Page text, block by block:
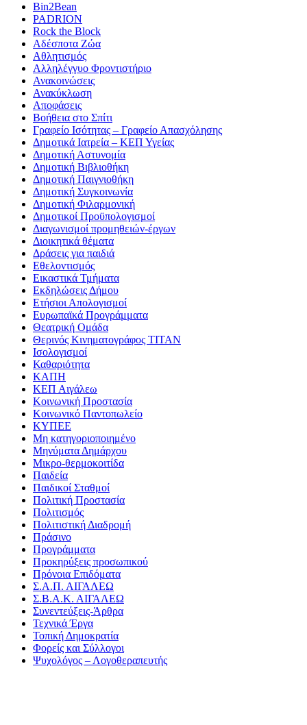
Bin2Bean
PADRION
Rock the Block
Αδέσποτα Ζώα
Αθλητισμός
Αλληλέγγυο Φροντιστήριο
Ανακοινώσεις
Ανακύκλωση
Αποφάσεις
Βοήθεια στο Σπίτι
Γραφείο Ισότητας – Γραφείο Απασχόλησης
Δημοτικά Ιατρεία – ΚΕΠ Υγείας
Δημοτική Αστυνομία
Δημοτική Βιβλιοθήκη
Δημοτική Παιγνιοθήκη
Δημοτική Συγκοινωνία
Δημοτική Φιλαρμονική
Δημοτικοί Προϋπολογισμοί
Διαγωνισμοί προμηθειών-έργων
Διοικητικά θέματα
Δράσεις για παιδιά
Εθελοντισμός
Εικαστικά Τμήματα
Εκδηλώσεις Δήμου
Ετήσιοι Απολογισμοί
Ευρωπαϊκά Προγράμματα
Θεατρική Ομάδα
Θερινός Κινηματογράφος ΤΙΤΑΝ
Ισολογισμοί
Καθαριότητα
ΚΑΠΗ
ΚΕΠ Αιγάλεω
Κοινωνική Προστασία
Κοινωνικό Παντοπωλείο
ΚΥΠΕΕ
Μη κατηγοριοποιημένο
Μηνύματα Δημάρχου
Μικρο-θερμοκοιτίδα
Παιδεία
Παιδικοί Σταθμοί
Πολιτική Προστασία
Πολιτισμός
Πολιτιστική Διαδρομή
Πράσινο
Προγράμματα
Προκηρύξεις προσωπικού
Πρόνοια Επιδόματα
Σ.Α.Π. ΑΙΓΑΛΕΩ
Σ.Β.Α.Κ. ΑΙΓΑΛΕΩ
Συνεντεύξεις-Άρθρα
Τεχνικά Έργα
Τοπική Δημοκρατία
Φορείς και Σύλλογοι
Ψυχολόγος – Λογοθεραπευτής